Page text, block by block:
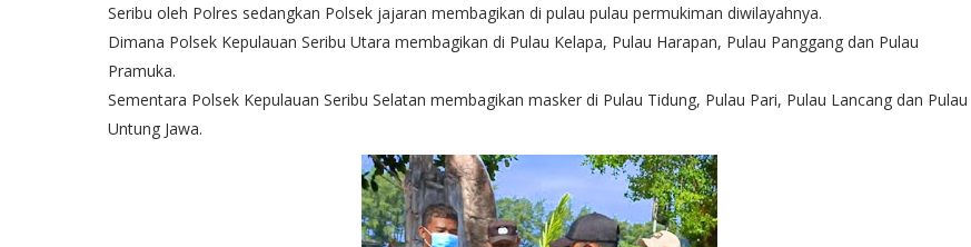
Seribu oleh Polres sedangkan Polsek jajaran membagikan di pulau pulau permukiman diwilayahnya.
Dimana Polsek Kepulauan Seribu Utara membagikan di Pulau Kelapa, Pulau Harapan, Pulau Panggang dan Pulau
Pramuka.
Sementara Polsek Kepulauan Seribu Selatan membagikan masker di Pulau Tidung, Pulau Pari, Pulau Lancang dan Pulau
Untung Jawa.